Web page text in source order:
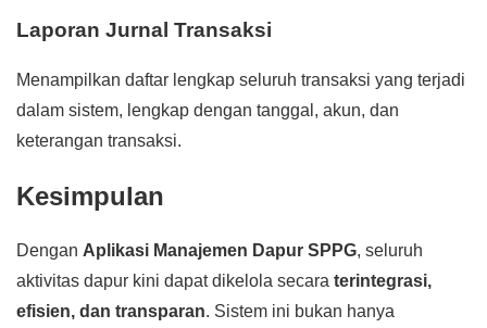
Laporan Jurnal Transaksi
Menampilkan daftar lengkap seluruh transaksi yang terjadi
dalam sistem, lengkap dengan tanggal, akun, dan
keterangan transaksi.
Kesimpulan
Dengan Aplikasi Manajemen Dapur SPPG, seluruh
aktivitas dapur kini dapat dikelola secara terintegrasi,
efisien, dan transparan. Sistem ini bukan hanya